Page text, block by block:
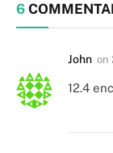
6
John on
12.4